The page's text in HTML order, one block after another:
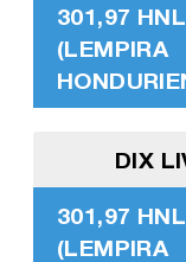
301,97 HNL
(LEMPIRA
DIX
301,97 HNL
(LEMPIRA